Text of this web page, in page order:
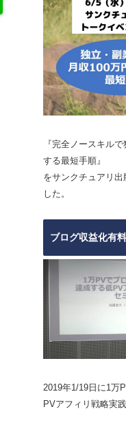
『完全ノースキル
する最短手順』
をサンクチュアリ
した。
ブログ収益化有
2019年1/19日に1万
PVアフィリ戦略実